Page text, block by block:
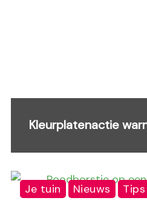
Kleurplatenactie
Je tuin Nieuws Tips